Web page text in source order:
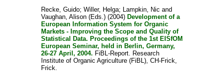
Recke, Guido; Willer, Helga; Lampkin, Nic and
Vaughan, Alison(Eds.) (2004) Development of a
European Information System for Organic
Markets - Improving the Scope and Quality of
Statistical Data. Proceedings of the 1st EISfOM
European Seminar, held in Berlin, Germany,
26-27 April, 2004. FiBL-Report. Research
Institute of Organic Agriculture (FiBL), CH-Frick,
Frick.